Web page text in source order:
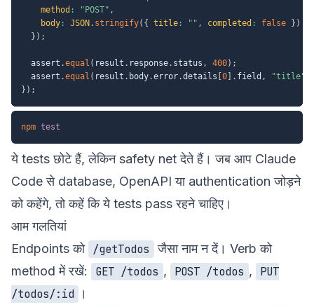
method : "POST" ,
body : JSON . stringify( { title : "" , completed : false } )
} ) ;
  assert
.equal ( result . response. status , 400) ;
  assert
.equal ( result . body.error.details 0 . field , "title"
} ) ;
npm test
ये tests छोटे हैं, लेकिन safety net देते हैं। जब आप Claude
Code से database, OpenAPI या authentication जोड़ने
को कहेंगे, तो कहें कि ये tests pass रहने चाहिए।
आम गलतियां
Endpoints को /getTodos जैसा नाम न दें। Verb को
method में रखें:
GET /todos , POST /todos ,
PUT
/todos/:id
।